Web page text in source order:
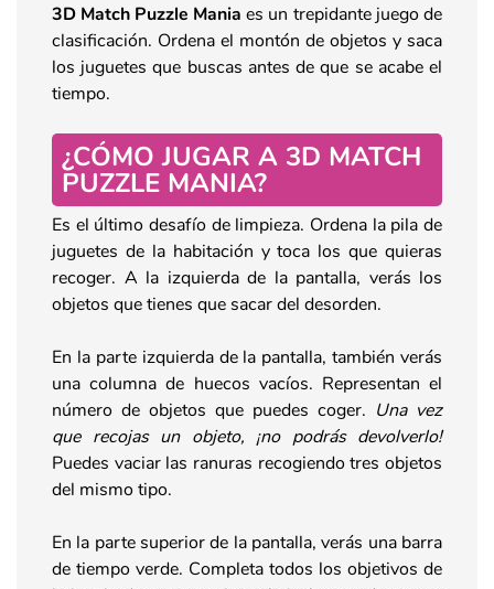
3D Match Puzzle Mania es un trepidante juego de
clasificación. Ordena el montón de objetos y saca
los juguetes que buscas antes de que se acabe el
tiempo.
¿CÓMO JUGAR A 3D MATCH
PUZZLE MANIA?
Es el último desafío de limpieza. Ordena la pila de
juguetes de la habitación y toca los que quieras
recoger. A la izquierda de la pantalla, verás los
objetos que tienes que sacar del desorden.
En la parte izquierda de la pantalla, también verás
una columna de huecos vacíos. Representan el
número de objetos que puedes coger. Una vez
que recojas un objeto, ¡no podrás devolverlo!
Puedes vaciar las ranuras recogiendo tres objetos
del mismo tipo.
En la parte superior de la pantalla, verás una barra
de tiempo verde. Completa todos los objetivos de